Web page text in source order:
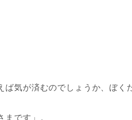
ば気が済むのでしょうか、ぼく
です」。